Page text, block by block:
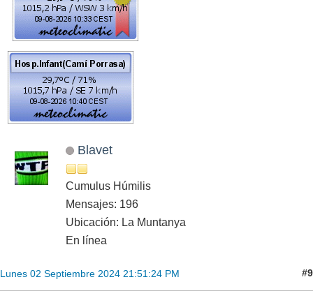
Blavet
Cumulus Húmilis
Mensajes: 196
Ubicación: La Muntanya
En línea
Lunes 02 Septiembre 2024 21:51:24 PM #9